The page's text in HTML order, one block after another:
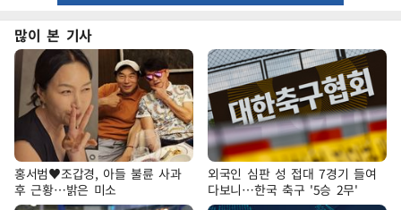
많이 본 기사
홍서범♥조갑경, 아들 불륜 사과
후 근황…밝은 미소
외국인 심판 성 접대 7경기 들여
다보니…한국 축구 '5승 2무'